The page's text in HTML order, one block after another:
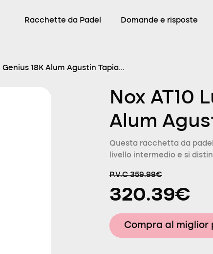
Racchette da Padel Domande e risposte
Genius 18K Alum Agustin Tapia
Nox AT10
Alum
Questa racchetta da
livello intermedio e si
P.V.C 359.99€
320.39€
Compra al miglior